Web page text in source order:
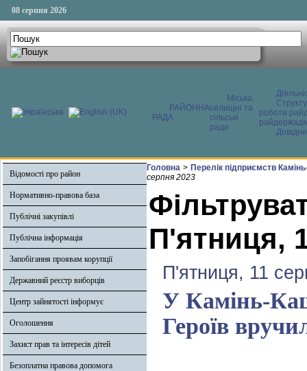
08 серпня 2026
РАЙОННА
РАДА
Міська,
селищні та
сільські
ради
роботи
Відомості про район
Нормативно-правова база
Публічні закупівлі
Публічна інформація
Запобігання проявам корупції
Державний реєстр виборців
Центр зайнятості інформує
Оголошення
Захист прав та інтересів дітей
Безоплатна правова допомога
Головна > Перелік підприємств
серпня 2023
П'ятниця,
П'ятниця, 11
У Камінь-
Героїв